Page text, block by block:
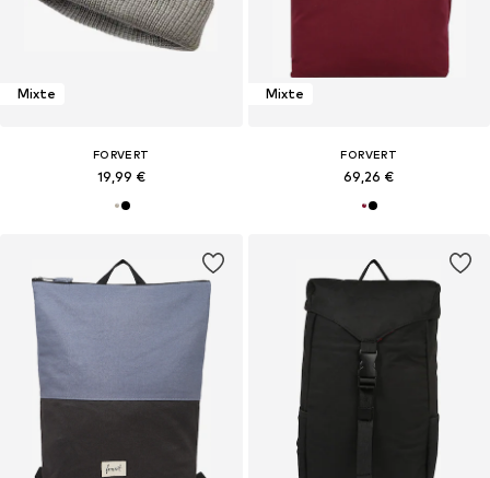
Mixte
FORVERT
19,99 €
Mixte
FORVERT
69,26 €